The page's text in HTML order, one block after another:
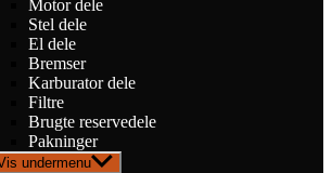
Motor dele
Stel dele
El dele
Bremser
Karburator dele
Filtre
Brugte reservedele
Pakninger
undermenu